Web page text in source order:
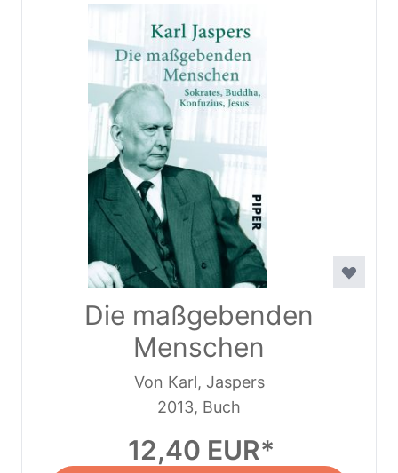
Die maßgebenden
Menschen
Von Karl, Jaspers
2013, Buch
12,40 EUR